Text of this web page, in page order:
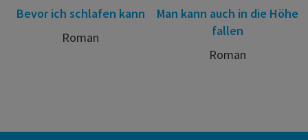
Bevor ich schlafen kann
Roman
Man kann auch in die Höhe
fallen
Roman